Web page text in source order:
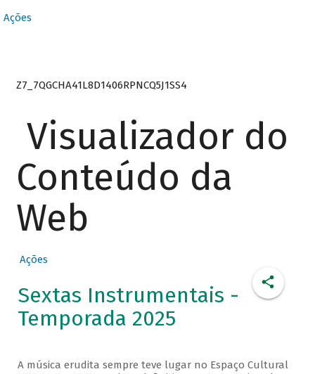
Ações
Z7_7QGCHA41L8D1406RPNCQ5J1SS4
Visualizador do
Conteúdo da
Web
Ações
Sextas Instrumentais -
Temporada 2025
A música erudita sempre teve lugar no Espaço Cultural